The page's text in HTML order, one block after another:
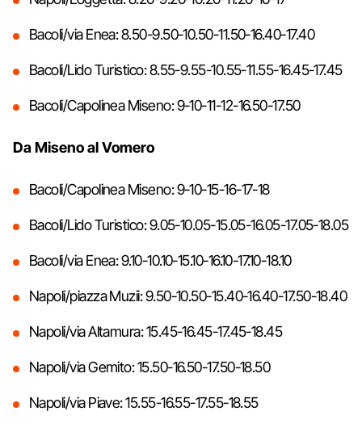
Bacoli/via Enea: 8.50-9.50-10.50-11.50-16.40-17.40
Bacoli/Lido Turistico: 8.55-9.55-10.55-11.55-16.45-17.45
Bacoli/Capolinea Miseno: 9-10-11-12-16.50-17.50
Da Miseno al Vomero
Bacoli/Capolinea Miseno: 9-10-15-16-17-18
Bacoli/Lido Turistico: 9.05-10.05-15.05-16.05-17.05-18.05
Bacoli/via Enea: 9.10-10.10-15.10-16.10-17.10-18.10
Napoli/piazza Muzii: 9.50-10.50-15.40-16.40-17.50-18.40
Napoli/via Altamura: 15.45-16.45-17.45-18.45
Napoli/via Gemito: 15.50-16.50-17.50-18.50
Napoli/via Piave: 15.55-16.55-17.55-18.55